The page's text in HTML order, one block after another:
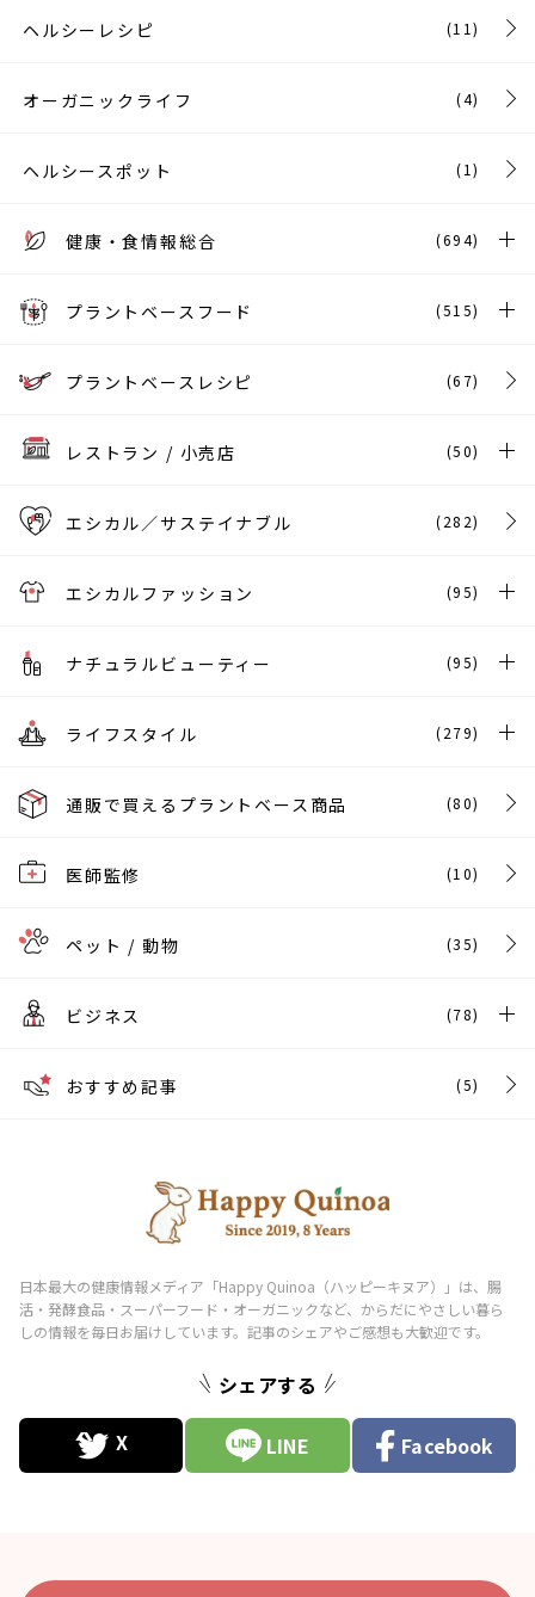
ヘルシーレシピ (11)
オーガニックライフ (4)
ヘルシースポット (1)
健康・食情報総合 (694)
プラントベースフード (515)
プラントベースレシピ (67)
レストラン / 小売店 (50)
エシカル／サステイナブル (282)
エシカルファッション (95)
ナチュラルビューティー (95)
ライフスタイル (279)
通販で買えるプラントベース商品 (80)
医師監修 (10)
ペット / 動物 (35)
ビジネス (78)
おすすめ記事 (5)
シェアする
LINE Facebook